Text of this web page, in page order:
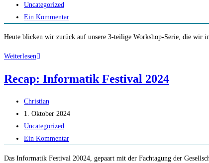
veröffentlicht:
Beitrags-
Kategorie:
Uncategorized
Beitrags-
Ein Kommentar
Heute blicken wir zurück auf unsere 3-teilige Workshop-Serie, die wir
WeiterlesenRecap:
Serie
Deloitte
Recap: Informatik Festival 2024
Beitrags-
Autor:
Christian
Beitrag
veröffentlicht:
1. Oktober 2024
Beitrags-
Kategorie:
Uncategorized
Beitrags-
Ein Kommentar
Das Informatik Festival 20024, gepaart mit der Fachtagung der